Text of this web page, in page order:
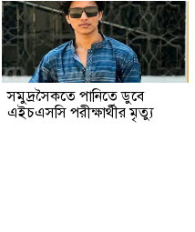
সমুদ্রসৈকতে পানিতে ডুবে
এইচএসসি পরীক্ষার্থীর মৃত্যু